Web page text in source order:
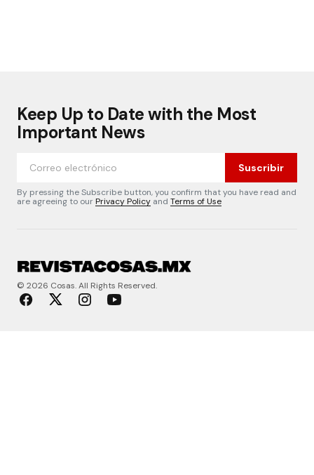
Keep Up to Date with the Most
Important News
Suscribir
By pressing the Subscribe button, you confirm that you have read and
are agreeing to ourPrivacy Policy and Terms of Use
© 2026 Cosas. All Rights Reserved.